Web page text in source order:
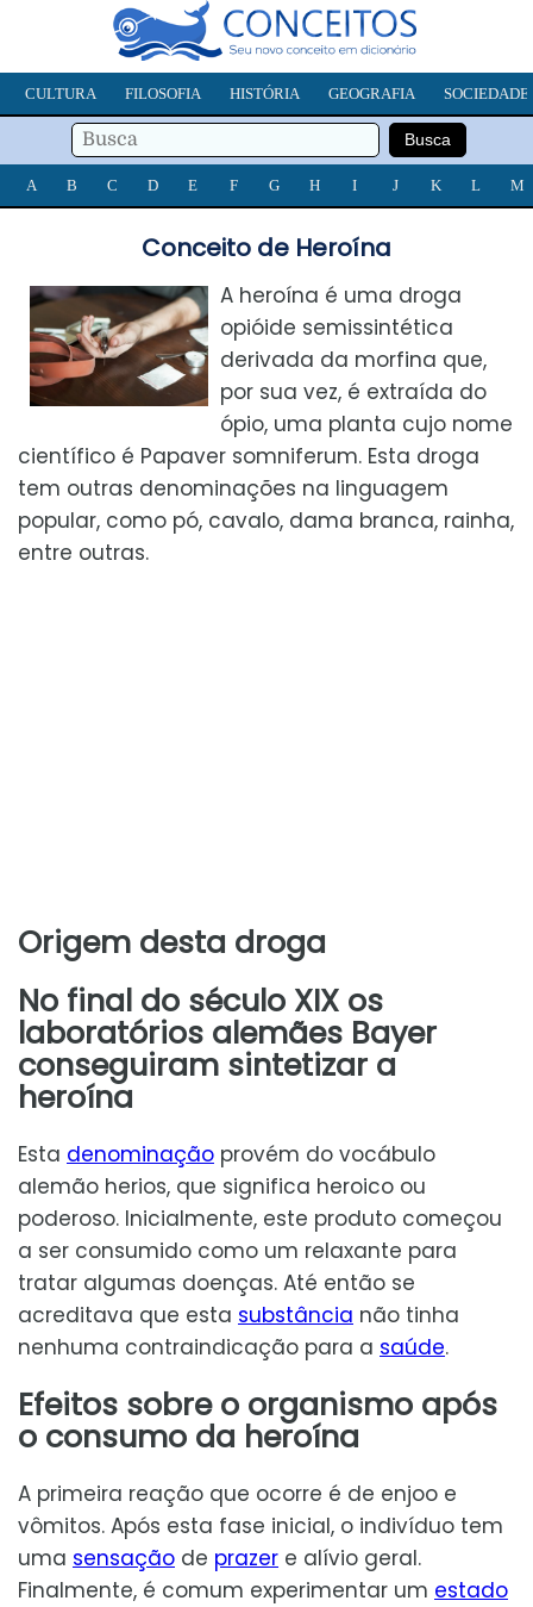
CULTURA FILOSOFIA HISTÓRIA GEOGRAFIA SOCIEDADE
A B C D E F G H I J K L M
Conceito de Heroína
A heroína é uma droga
opióide semissintética
derivada da morfina que,
por sua vez, é extraída do
ópio, uma planta cujo nome
científico é Papaver somniferum. Esta droga
tem outras denominações na linguagem
popular, como pó, cavalo, dama branca, rainha,
entre outras.
Origem desta droga
No final do século XIX os
laboratórios alemães Bayer
conseguiram sintetizar a
heroína
Esta denominação provém do vocábulo
alemão herios, que significa heroico ou
poderoso. Inicialmente, este produto começou
a ser consumido como um relaxante para
tratar algumas doenças. Até então se
acreditava que esta substância não tinha
nenhuma contraindicação para a saúde.
Efeitos sobre o organismo após
o consumo da heroína
A primeira reação que ocorre é de enjoo e
vômitos. Após esta fase inicial, o indivíduo tem
uma sensação de prazer e alívio geral.
Finalmente, é comum experimentar um estado